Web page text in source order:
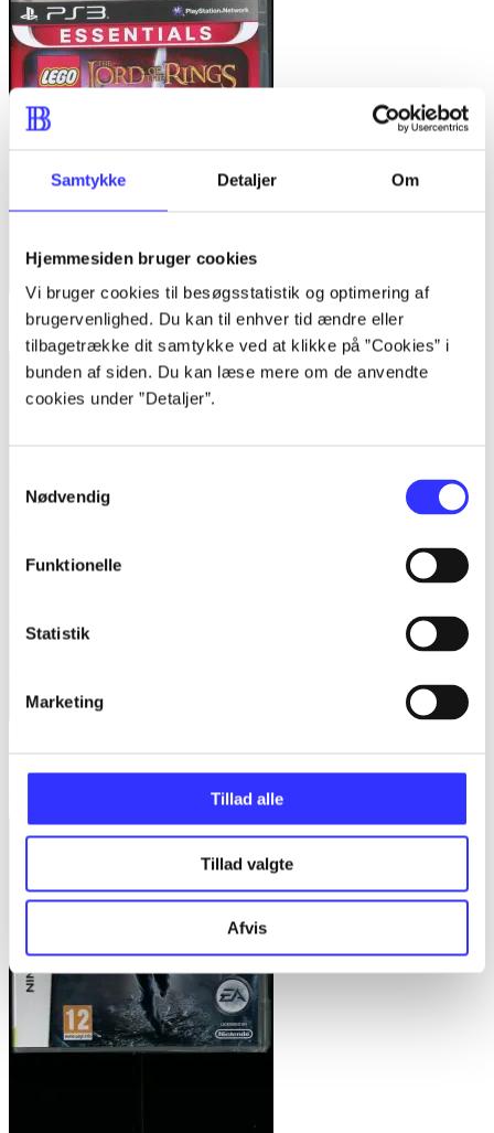
Samtykke Detaljer Om
Hjemmesiden bruger cookies
Vi bruger cookies til besøgsstatistik og optimering af
brugervenlighed. Du kan til enhver tid ændre eller
tilbagetrække dit samtykke ved at klikke på ”Cookies” i
bunden af siden. Du kan læse mere om de anvendte
cookies under ”Detaljer”.
Nødvendig
Funktionelle
Statistik
Marketing
Tillad alle
Tillad valgte
Afvis
Lego The lord of the rings